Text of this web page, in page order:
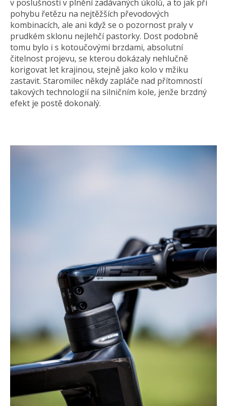
v poslušnosti v plnění zadávaných úkolů, a to jak při
pohybu řetězu na nejtěžších převodových
kombinacích, ale ani když se o pozornost praly v
prudkém sklonu nejlehčí pastorky. Dost podobně
tomu bylo i s kotoučovými brzdami, absolutní
čitelnost projevu, se kterou dokázaly nehlučně
korigovat let krajinou, stejně jako kolo v mžiku
zastavit. Staromilec někdy zapláče nad přítomností
takových technologií na silničním kole, jenže brzdný
efekt je postě dokonalý.